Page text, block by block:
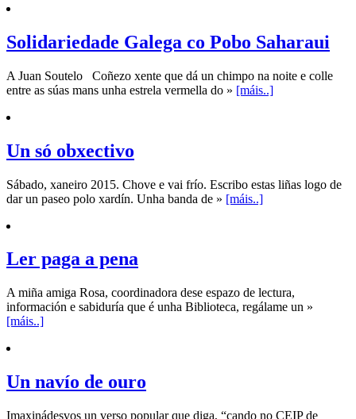
Solidariedade Galega co Pobo Saharaui
A Juan Soutelo Coñezo xente que dá un chimpo na noite e colle
entre as súas mans unha estrela vermella do » [máis..]
Un só obxectivo
Sábado, xaneiro 2015. Chove e vai frío. Escribo estas liñas logo de
dar un paseo polo xardín. Unha banda de » [máis..]
Ler paga a pena
A miña amiga Rosa, coordinadora dese espazo de lectura,
información e sabiduría que é unha Biblioteca, regálame un »
[máis..]
Un navío de ouro
Imaxinádesvos un verso popular que diga, “cando no CEIP de